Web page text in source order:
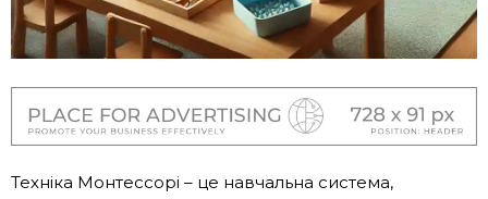
Техніка Монтессорі – це навчальна система,